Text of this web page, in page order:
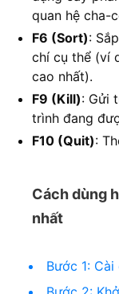
quan hệ cha-
F6 (Sort):
chí cụ thể (ví
cao nhất).
F9 (Kill): Gửi
trình đang
F10 (Quit):
Cách dùng
nhất
Bước 1: